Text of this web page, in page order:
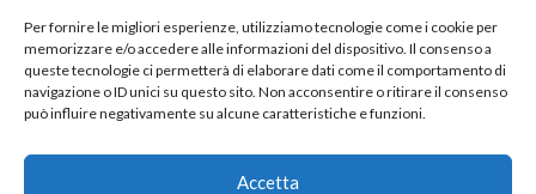
Per fornire le migliori esperienze, utilizziamo tecnologie come i cookie per
memorizzare e/o accedere alle informazioni del dispositivo. Il consenso a
queste tecnologie ci permetterà di elaborare dati come il comportamento di
navigazione o ID unici su questo sito. Non acconsentire o ritirare il consenso
può influire negativamente su alcune caratteristiche e funzioni.
Accetta
84013 Cava de' Tirreni
+39 329 952 9244
info@solsisacademy.it
Lun-Ven: 09:30-18:30, Sab: 10:00-12:00
Pausa pranzo: 13:30-15:30